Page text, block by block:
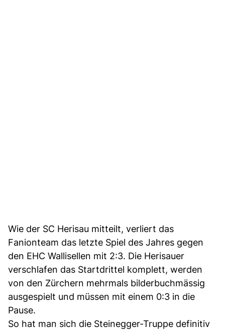
Wie der SC Herisau mitteilt, verliert das
Fanionteam das letzte Spiel des Jahres gegen
den EHC Wallisellen mit 2:3. Die Herisauer
verschlafen das Startdrittel komplett, werden
von den Zürchern mehrmals bilderbuchmässig
ausgespielt und müssen mit einem 0:3 in die
Pause.
So hat man sich die Steinegger-Truppe definitiv